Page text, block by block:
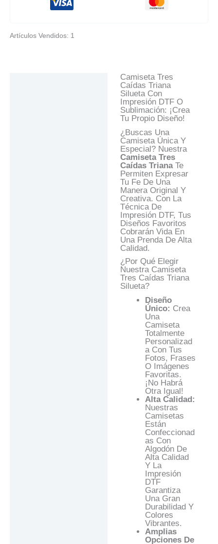
Artículos Vendidos: 1
Camiseta Tres
Caídas Triana
Silueta Con
Impresión DTF O
Sublimación: ¡Crea
Tu Propio Diseño!
¿Buscas Una
Camiseta Única Y
Especial? Nuestra
Camiseta Tres
Caídas TrianaTe
Permiten Expresar
Tu Fe De Una
Manera Original Y
Creativa. Con La
Técnica De
Impresión DTF, Tus
Diseños Favoritos
Cobrarán Vida En
Una Prenda De Alta
Calidad.
¿Por Qué Elegir
Nuestra Camiseta
Tres Caídas Triana
Silueta?
Diseño
Único: Crea
Una
Camiseta
Totalmente
Personalizad
A Con Tus
Fotos, Frases
O Imágenes
Favoritas.
¡No Habrá
Otra Igual!
Alta Calidad:
Nuestras
Camisetas
Están
Confeccionad
As Con
Algodón De
Alta Calidad
Y La
Impresión
DTF
Garantiza
Una Gran
Durabilidad Y
Colores
Vibrantes.
Amplias
Opciones De